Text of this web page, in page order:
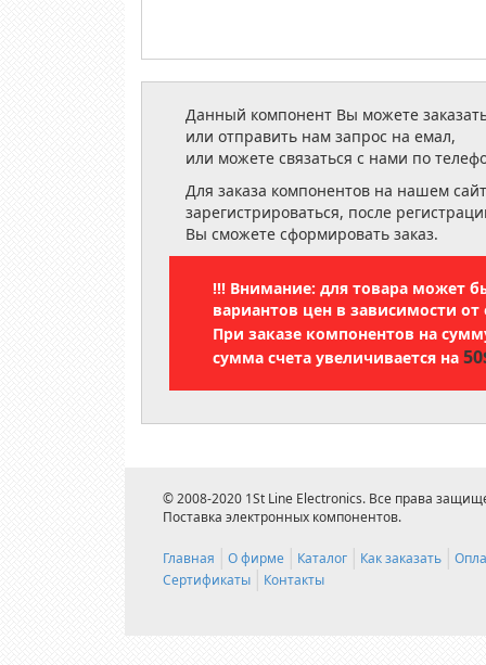
Данный компонент Вы можете
или отправить нам запрос на емал,
или можете связаться с нами по
Для заказа компонентов на нашем
зарегистрироваться, после
Вы сможете сформировать заказ.
!!! Внимание: для товара может
вариантов цен в зависимости от
При заказе компонентов на
сумма счета увеличивается на
© 2008-2020 1St Line Electronics. Все права
Поставка электронных компонентов.
Главная О фирме Каталог Как заказать
Сертификаты
Контакты